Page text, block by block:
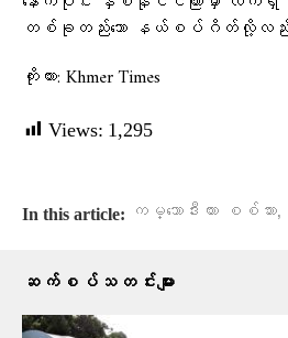
တစ်ခုတည်းသော နယ်စပ်ဂိတ်လို့လည်
ကိုးကား: Khmer Times
Views: 1,295
In this article: ကမ္ဘောဒီးယား စစ်သား,
ဆက်စပ်သတင်းများ